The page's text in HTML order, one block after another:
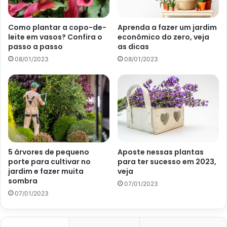
Reportagem sobre orquídea (Foto: Reprodução portal Abril)
Luz
A luz para o cultivo da peristeria elatapode variar de
acordo com a fase em que se encontra a planta em
questão. Quando jovens, será necessário fornecer luz
baixa e não muito brilhante. O oposto pode ser apontado
quando essa planta chega à sua fase adulta.
Não se esqueça que a alta incidência de luz pode causar
Como plantar a copo-de-
leite em vasos? Confira o
passo a passo
08/01/2023
Aprenda a fazer um jardim
econômico do zero, veja
as dicas
08/01/2023
5 árvores de pequeno
porte para cultivar no
jardim e fazer muita
sombra
07/01/2023
Aposte nessas plantas
para ter sucesso em 2023,
veja
07/01/2023